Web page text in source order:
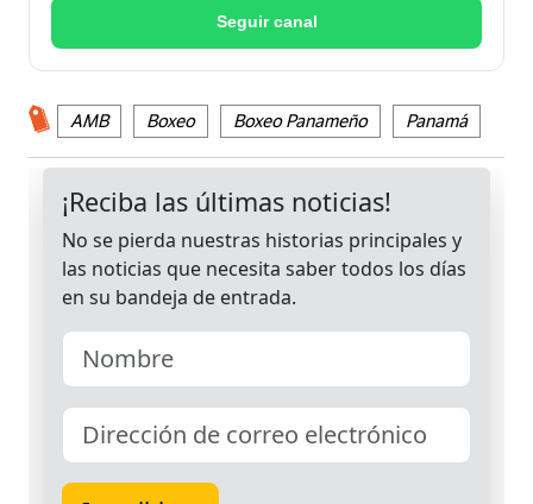
Seguir canal
AMB Boxeo Boxeo Panameño Panamá